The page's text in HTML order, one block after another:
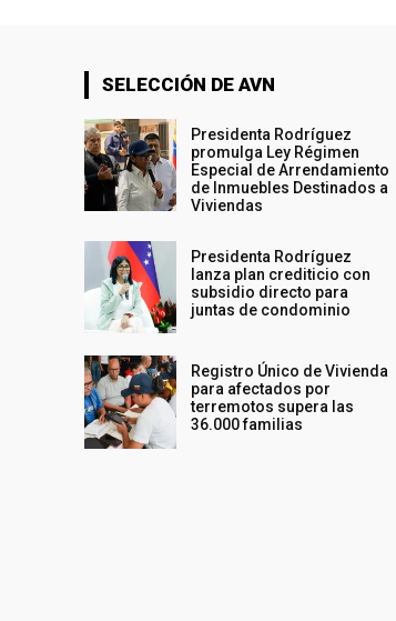
SELECCIÓN DE AVN
Presidenta Rodríguez
promulga Ley Régimen
Especial de Arrendamiento
de Inmuebles Destinados a
Viviendas
Presidenta Rodríguez
lanza plan crediticio con
subsidio directo para
juntas de condominio
Registro Único de Vivienda
para afectados por
terremotos supera las
36.000 familias